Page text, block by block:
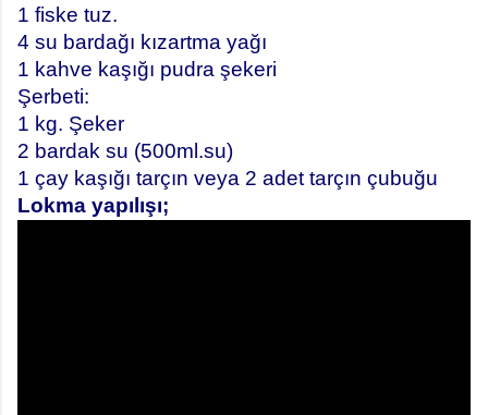
1 fiske tuz.
4 su bardağı kızartma yağı
1 kahve kaşığı pudra şekeri
Şerbeti:
1 kg. Şeker
2 bardak su (500ml.su)
1 çay kaşığı tarçın veya 2 adet tarçın çubuğu
Lokma yapılışı;